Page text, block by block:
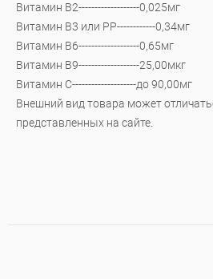
Витамин В2-------------------0,025мг
Витамин В3 или РР------------0,34мг
Витамин В6-------------------0,65мг
Витамин В9-------------------25,00мкг
Витамин С--------------------до 90,00мг
Внешний вид товара может
представленных на сайте.